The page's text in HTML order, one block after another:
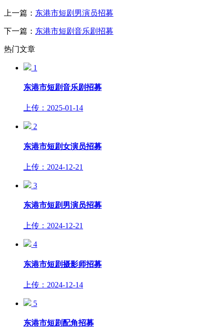
上一篇： 东港市短剧男演员招募
下一篇： 东港市短剧音乐剧招募
热门文章
1
东港市短剧音乐剧招募
上传：2025-01-14
2
东港市短剧女演员招募
上传：2024-12-21
3
东港市短剧男演员招募
上传：2024-12-21
4
东港市短剧摄影师招募
上传：2024-12-14
5
东港市短剧配角招募